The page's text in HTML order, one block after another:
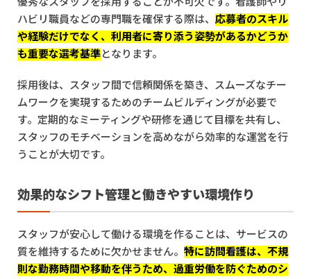
ハビリ職員などの専門職を確保する際は、 応募者のスキル
や経験だけでなく、利用者に寄り添う姿勢があるかどうか
も重要な選考基準となります。
採用後は、スタッフ間で信頼関係を築き、スムーズなチー
ムワークを実現するためのチームビルディングが必要で
す。定期的なミーティングや研修を通じて目標を共有し、
スタッフのモチベーションを高めながら効率的な運営を行
うことが大切です。
効果的なシフト管理と働きやすい環境作り
スタッフが安心して働ける環境を作ることは、サービスの
質を維持するために欠かせません。 特に訪問看護は、不規
則な勤務時間や移動を伴うため、過重労働を防ぐためのシ